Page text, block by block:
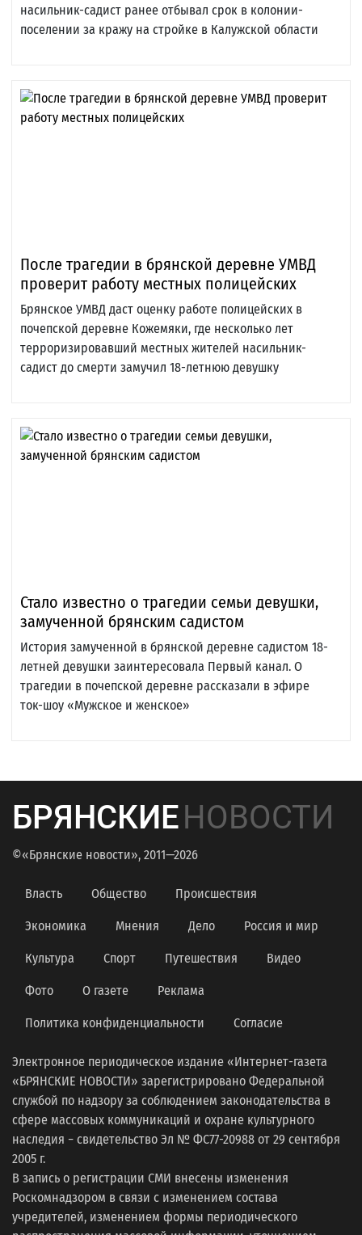
насильник-садист ранее отбывал срок в колонии-
поселении за кражу на стройке в Калужской области
После трагедии в брянской деревне УМВД
проверит работу местных полицейских
Брянское УМВД даст оценку работе полицейских в
почепской деревне Кожемяки, где несколько лет
терроризировавший местных жителей насильник-
садист до смерти замучил 18-летнюю девушку
Стало известно о трагедии семьи девушки,
замученной брянским садистом
История замученной в брянской деревне садистом 18-
летней девушки заинтересовала Первый канал. О
трагедии в почепской деревне рассказали в эфире
ток-шоу «Мужское и женское»
БРЯНСКИЕНОВОСТИ
©«Брянские новости», 2011—2026
Власть Общество Происшествия
Экономика Мнения Дело Россия и мир
Культура Спорт Путешествия Видео
Фото О газете Реклама
Политика конфиденциальности Согласие
Электронное периодическое издание «Интернет-газета
«БРЯНСКИЕ НОВОСТИ» зарегистрировано Федеральной
службой по надзору за соблюдением законодательства в
сфере массовых коммуникаций и охране культурного
наследия − свидетельство Эл № ФС77-20988 от 29 сентября
2005 г.
В запись о регистрации СМИ внесены изменения
Роскомнадзором в связи с изменением состава
учредителей, изменением формы периодического